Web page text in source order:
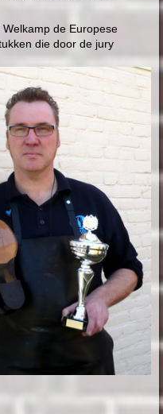
de Europese
die door de jury